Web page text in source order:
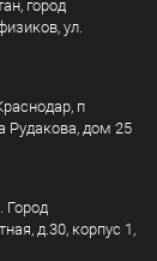
город
ул.
п
Рудакова, дом 25
Город
д.30, корпус 1,